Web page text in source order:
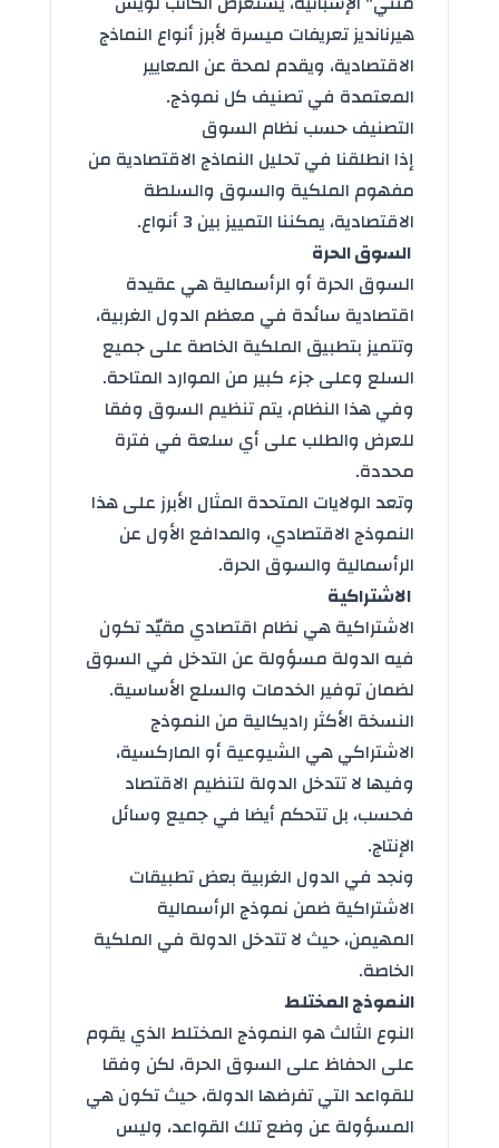
هيرنانديز تعريفات ميسرة لأبرز أنواع النماذج
الاقتصادية، ويقدم لمحة عن المعايير
المعتمدة في تصنيف كل نموذج.
التصنيف حسب نظام السوق
إذا انطلقنا في تحليل النماذج الاقتصادية من
مفهوم الملكية والسوق والسلطة
الاقتصادية، يمكننا التمييز بين 3 أنواع.
السوق الحرة
السوق الحرة أو الرأسمالية هي عقيدة
اقتصادية سائدة في معظم الدول الغربية،
وتتميز بتطبيق الملكية الخاصة على جميع
السلع وعلى جزء كبير من الموارد المتاحة.
وفي هذا النظام، يتم تنظيم السوق وفقا
للعرض والطلب على أي سلعة في فترة
محددة.
وتعد الولايات المتحدة المثال الأبرز على هذا
النموذج الاقتصادي، والمدافع الأول عن
الرأسمالية والسوق الحرة.
الاشتراكية
الاشتراكية هي نظام اقتصادي مقيّد تكون
فيه الدولة مسؤولة عن التدخل في السوق
لضمان توفير الخدمات والسلع الأساسية.
النسخة الأكثر راديكالية من النموذج
الاشتراكي هي الشيوعية أو الماركسية،
وفيها لا تتدخل الدولة لتنظيم الاقتصاد
فحسب، بل تتحكم أيضا في جميع وسائل
الإنتاج.
ونجد في الدول الغربية بعض تطبيقات
الاشتراكية ضمن نموذج الرأسمالية
المهيمن، حيث لا تتدخل الدولة في الملكية
الخاصة.
النموذج المختلط
النوع الثالث هو النموذج المختلط الذي يقوم
على الحفاظ على السوق الحرة، لكن وفقا
للقواعد التي تفرضها الدولة، حيث تكون هي
المسؤولة عن وضع تلك القواعد، وليس